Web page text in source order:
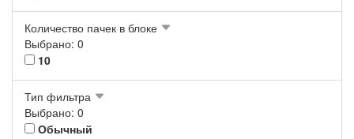
Количество пачек в блоке
Выбрано: 0
10
Тип фильтра
Выбрано: 0
Обычный